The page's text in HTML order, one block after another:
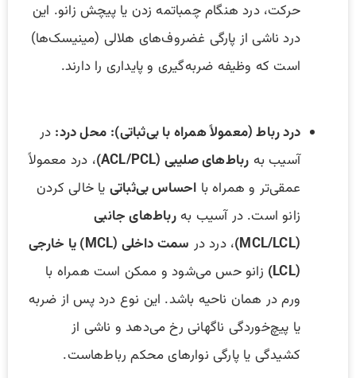
حرکت، درد هنگام چمباتمه زدن یا پیچش زانو. این
درد ناشی از پارگی غضروف‌های هلالی (مینیسک‌ها)
است که وظیفه ضربه‌گیری و پایداری را دارند.
درد رباط (معمولاً همراه با بی‌ثباتی): محل درد: در
آسیب به رباط‌های صلیبی (ACL/PCL)
، درد معمولاً
عمقی‌تر و همراه با احساس بی‌ثباتی یا خالی کردن
زانو است. در آسیب بهرباط‌های جانبی
(MCL/LCL)
، درد در
سمت داخلی (MCL) یا خارجی
(LCL)
زانو حس می‌شود و ممکن است همراه با
ورم در همان ناحیه باشد. این نوع درد پس از ضربه
یا پیچ‌خوردگی ناگهانی رخ می‌دهد و ناشی از
کشیدگی یا پارگی نوارهای محکم رباط‌هاست.